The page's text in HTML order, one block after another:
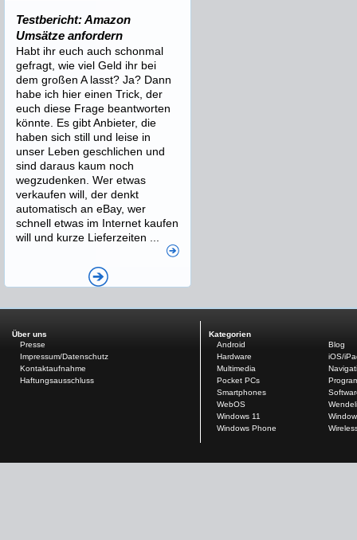
Testbericht: Amazon
Umsätze anfordern
Habt ihr euch auch schonmal
gefragt, wie viel Geld ihr bei
dem großen A lasst? Ja? Dann
habe ich hier einen Trick, der
euch diese Frage beantworten
könnte. Es gibt Anbieter, die
haben sich still und leise in
unser Leben geschlichen und
sind daraus kaum noch
wegzudenken. Wer etwas
verkaufen will, der denkt
automatisch an eBay, wer
schnell etwas im Internet kaufen
will und kurze Lieferzeiten ...
Über uns
Presse
Impressum/Datenschutz
Kontaktaufnahme
Haftungsausschluss
Kategorien
Android
Blog
Hardware
iOS/
Multimedia
Pocket PCs
Smartphones
WebOS
Windows 11
Windows Phone